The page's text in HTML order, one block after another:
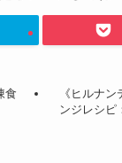
食
《ヒルナ
ンジレシピ